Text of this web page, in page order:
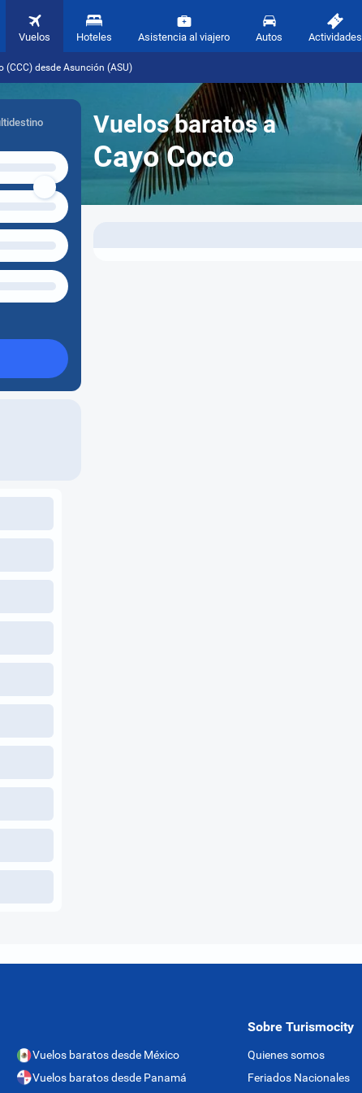
Vuelos Hoteles Asistencia al viajero Autos Actividades
(CCC) desde Asunción (ASU)
Vuelos baratos a
Cayo Coco
Vuelos baratos desde México
Vuelos baratos desde Panamá
Sobre Turismocity
Quienes somos
Feriados Nacionales